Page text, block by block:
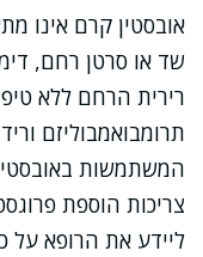
אובסטין קרם אינו
שד או סרטן רחם,
רירית הרחם ללא
תרומבואמבוליזם
צריכות הוספת
ליידע את הרופא על